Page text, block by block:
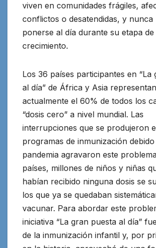
viven en comunidades frágiles,
conflictos o desatendidas, y nunca
ponerse al día durante su etapa de
crecimiento.
Los 36 países participantes en “La
al día” de África y Asia representan
actualmente el 60% de todos los
“dosis cero” a nivel mundial. Las
interrupciones que se produjeron
programas de inmunización
pandemia agravaron este
países, millones de niños y niñas
habían recibido ninguna dosis se
los que ya se quedaban
vacunar. Para abordar este
iniciativa “La gran puesta al día”
de la inmunización infantil y, por